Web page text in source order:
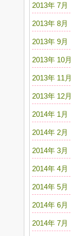
2013年 7月
2013年 8月
2013年 9月
2013年 10月
2013年 11月
2013年 12月
2014年 1月
2014年 2月
2014年 3月
2014年 4月
2014年 5月
2014年 6月
2014年 7月